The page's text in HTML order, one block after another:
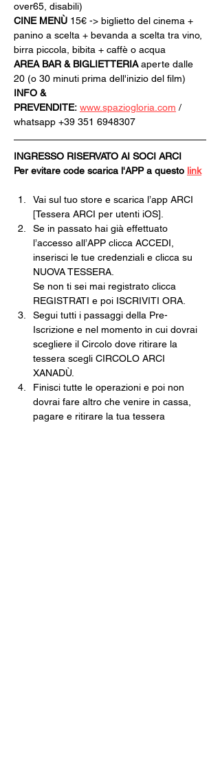
over65, disabili)
CINE MENÙ 15€ -> biglietto del cinema +
panino a scelta + bevanda a scelta tra vino,
birra piccola, bibita + caffè o acqua
AREA BAR & BIGLIETTERIA aperte dalle
20 (o 30 minuti prima dell'inizio del film)
INFO &
PREVENDITE: www.spaziogloria.com /
whatsapp +39 351 6948307
INGRESSO RISERVATO AI SOCI ARCI
Per evitare code scarica l'APP a questo link
Vai sul tuo store e scarica l’app ARCI
[Tessera ARCI per utenti iOS].
Se in passato hai già effettuato
l’accesso all’APP clicca ACCEDI,
inserisci le tue credenziali e clicca su
NUOVA TESSERA.
Se non ti sei mai registrato clicca
REGISTRATI e poi ISCRIVITI ORA.
Segui tutti i passaggi della Pre-
Iscrizione e nel momento in cui dovrai
scegliere il Circolo dove ritirare la
tessera scegli CIRCOLO ARCI
XANADÙ.
Finisci tutte le operazioni e poi non
dovrai fare altro che venire in cassa,
pagare e ritirare la tua tessera